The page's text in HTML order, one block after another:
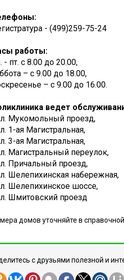
- (499)259-75-24
работы:
- пт. с 8.00 до 20.00,
– с 9.00 до 18.00,
– с 9.00 до 16.00.
ведет
Мукомольный проезд,
1-ая Магистральная,
3-ая Магистральная,
Магистральный переулок,
Причальный проезд,
Шелепихинская набережная,
Шелепихинское шоссе,
Шмитовский проезд
домов уточняйте в
с друзьями полезной и